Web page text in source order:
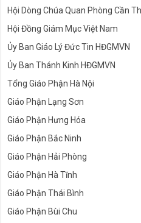
Hội Dòng Chúa Quan Phòng Cần
Hội Đồng Giám Mục Việt Nam
Ủy Ban Giáo Lý Đức Tin HĐGMVN
Ủy Ban Thánh Kinh HĐGMVN
Tổng Giáo Phận Hà Nội
Giáo Phận Lạng Sơn
Giáo Phận Hưng Hóa
Giáo Phận Bắc Ninh
Giáo Phận Hải Phòng
Giáo Phận Hà Tĩnh
Giáo Phận Thái Bình
Giáo Phận Bùi Chu